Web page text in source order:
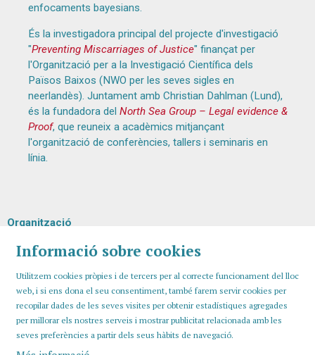
enfocaments bayesians.
És la investigadora principal del projecte d'investigació
"Preventing Miscarriages of Justice" finançat per
l'Organització per a la Investigació Científica dels
Països Baixos (NWO per les seves sigles en
neerlandès). Juntament amb Christian Dahlman (Lund),
és la fundadora del North Sea Group – Legal evidence &
Proof, que reuneix a acadèmics mitjançant
l'organització de conferències, tallers i seminaris en
línia.
Organització
Informació sobre cookies
Utilitzem cookies pròpies i de tercers per al correcte funcionament del lloc
web, i si ens dona el seu consentiment, també farem servir cookies per
recopilar dades de les seves visites per obtenir estadístiques agregades
per millorar els nostres serveis i mostrar publicitat relacionada amb les
seves preferències a partir dels seus hàbits de navegació.